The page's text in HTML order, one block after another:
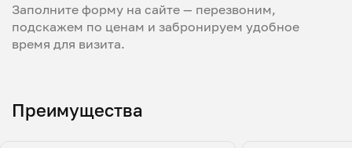
Заполните форму на сайте — перезвоним,
подскажем по ценам и забронируем удобное
время для визита.
Преимущества